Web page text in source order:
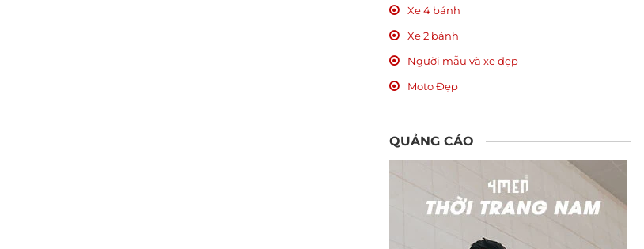
Xe 4 bánh
Xe 2 bánh
Người mẫu và xe đẹp
Moto Đẹp
QUẢNG CÁO